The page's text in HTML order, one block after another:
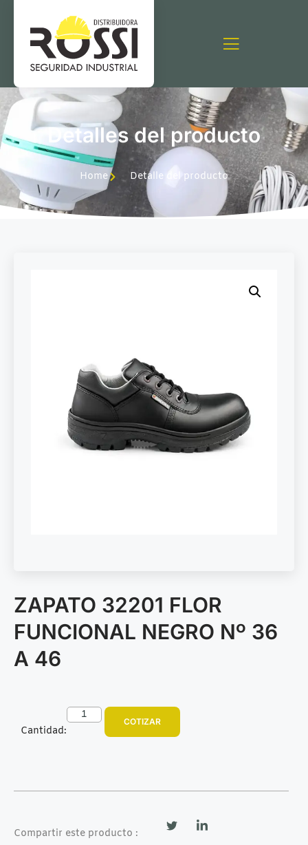
Detalles del producto
Home Detalle del producto
ZAPATO 32201 FLOR
FUNCIONAL NEGRO Nº 36
A 46
Cantidad:
COTIZAR
Compartir este producto :